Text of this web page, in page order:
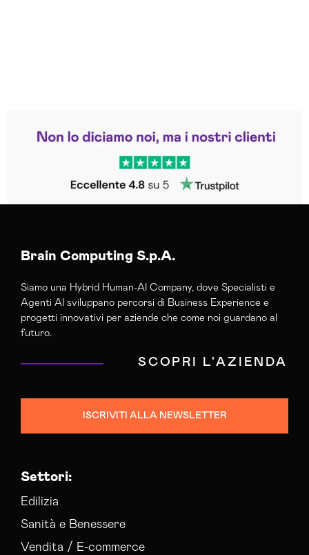
Trustpilot
Brain Computing S.p.A.
Siamo una Hybrid Human-AI Company, dove Specialisti e
Agenti AI sviluppano percorsi di Business Experience e
progetti innovativi per aziende che come noi guardano al
futuro.
SCOPRI L'AZIENDA
ISCRIVITI ALLA NEWSLETTER
Settori:
Edilizia
Sanità e Benessere
Vendita / E-commerce